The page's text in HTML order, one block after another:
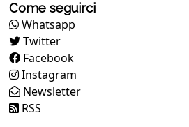
Come seguirci
Whatsapp
Twitter
Facebook
Instagram
Newsletter
RSS